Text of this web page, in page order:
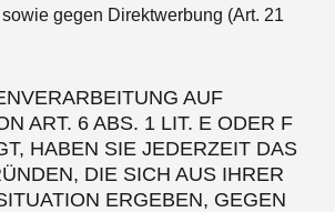
gegen Direktwerbung (Art. 21
AUF
ART. 6 ABS. 1 LIT. E ODER F
HABEN SIE JEDERZEIT DAS
DIE SICH AUS IHRER
ERGEBEN, GEGEN